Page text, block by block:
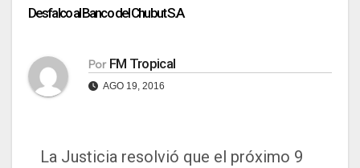
Desfalco al Banco del Chubut S.A
Por FM Tropical
AGO 19, 2016
La Justicia resolvió que el próximo 9